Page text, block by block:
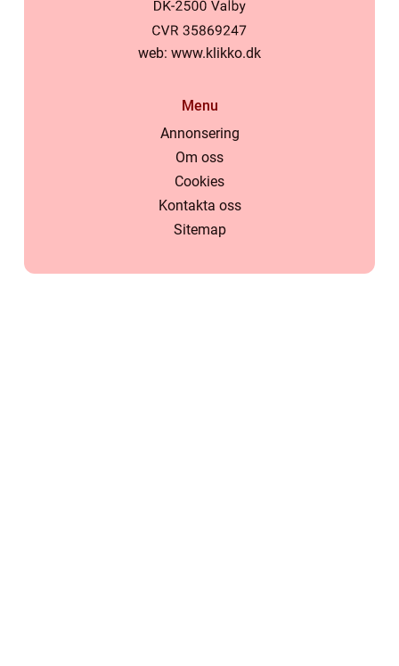
web: www.klikko.dk
Menu
Annonsering
Om oss
Cookies
Kontakta oss
Sitemap